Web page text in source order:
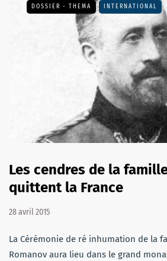
DOSSIER - THEMA INTERNATIONAL
Les cendres de la
quittent la France
28 avril 2015
La Cérémonie de ré inhumation de la
Romanov aura lieu dans le grand